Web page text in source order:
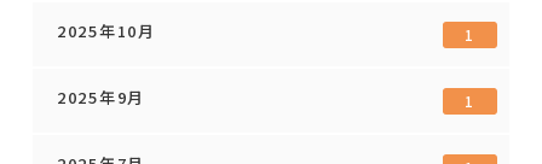
2025年10月 1
2025年9月 1